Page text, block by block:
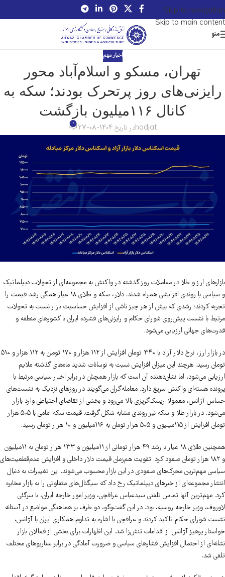
Skip to navigation
Skip to main content
منو
اخبار مهم
تهران، مسکو و اسلام‌آباد محور
رایزنی‌های روز پرتحرک بودند؛ سکه به
کانال ۱۱۶‌میلیون بازگشت
hodjatدر تاریخ 1404-08-27 0
بازارهای ارز و طلا در معاملات روز گذشته در واکنش به مجموعه‌ای از تحولات دیپلماتیک
و سیاسی با روندی افزایشی همراه شدند. دلار، سکه و طلای ۱۸ عیار همگی رشد قیمت را
تجربه کردند؛ رشدی که بیش از هر چیز ناشی از افزایش حساسیت بازار نسبت به تحولات
مرتبط با نشست پیش‌روی شورای حکام و رایزنی‌های فشرده ایران با کشورهای منطقه و
قدرت‌های جهانی ارزیابی می‌شود.
در بازار ارز، نرخ دلار آزاد با ۳۴۰ تومان افزایش از ۱۱۲ هزار و ۱۷۰ تومان به ۱۱۲ هزار و ۵۱۰
تومان رسید. هرچند این میزان افزایش نسبت به نوسانات شدید ماه‌های گذشته ملایم
ارزیابی می‌شود، اما نشان‌دهنده آن است که بازار همچنان در برابر اخبار سیاسی مرتبط با
پرونده هسته‌ای واکنش سریع دارد. معامله‌گران می‌گویند در روزهای نزدیک به نشست‌های
حساس آژانس، معمولا ریسک‌گریزی بالا می‌رود و بخشی از تقاضای احتیاطی وارد بازار
می‌شود. در بازار طلا و سکه نیز روندی مشابه شکل گرفت. قیمت سکه امامی با ۵۰۵ هزار
تومان افزایش از ۱۱۵‌میلیون و ۵۰۵ هزار تومان به ۱۱۶‌میلیون و ۱۰ هزار تومان رسید.
همچنین طلای ۱۸ عیار با رشد ۴۹ هزار تومانی از ۱۱‌میلیون و ۱۳۳ هزار تومان به ۱۱‌میلیون
و ۱۸۲ هزار تومان صعود کرد. تقویت هم‌زمان قیمت دلار داخلی و افزایش عدم‌قطعیت‌های
سیاسی مهم‌ترین محرک‌های صعودی در این بازار محسوب می‌شوند. این تغییرات به دنبال
انتشار مجموعه‌ای از خبرهای دیپلماتیک رخ داد که سیگنال‌های متفاوتی را به بازار مخابره
کرد. مهم‌ترین آنها تماس تلفنی سیدعباس عراقچی، وزیر امور خارجه ایران، با سرگئی
لاوروف، وزیر خارجه روسیه، بود. در این گفت‌وگو، دو طرف بر هماهنگی مواضع در آستانه
نشست شورای حکام تاکید کردند و عراقچی با اشاره به تداوم همکاری ایران با آژانس،
خواستار پرهیز آژانس از اقدامات تنش‌زا شد. این اظهارات برای بخشی از فعالان بازار
نشانه‌ای از احتمال افزایش فشارهای سیاسی و ضرورت آمادگی در برابر سناریوهای مختلف
تلقی شد.